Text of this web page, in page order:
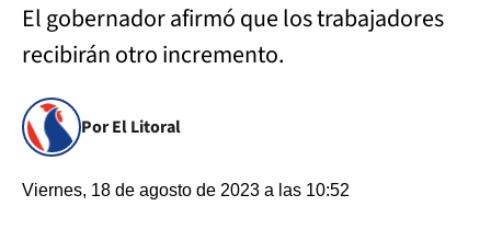
El gobernador afirmó que los trabajadores
recibirán otro incremento.
Por El Litoral
Viernes, 18 de agosto de 2023 a las 10:52